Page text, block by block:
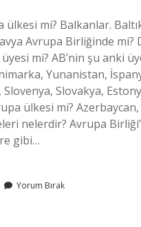
mi? Balkanlar.
Avrupa Birliğinde mi?
mi? AB’nin şu anki
Yunanistan,
Slovakya,
ülkesi mi?
nelerdir? Avrupa
gibi…
Yorum Bırak